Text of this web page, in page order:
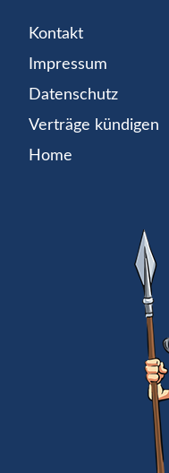
Kontakt
Impressum
Datenschutz
Verträge kündigen
Home